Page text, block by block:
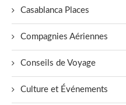
Casablanca Places
Compagnies Aériennes
Conseils de Voyage
Culture et Événements